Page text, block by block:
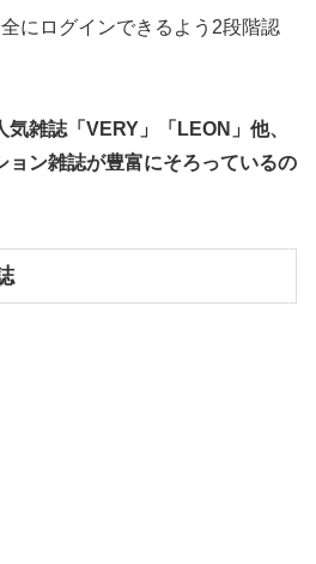
にログインできるよう2段階認
雑誌「VERY」「LEON」他、
ョン雑誌が豊富にそろっているの